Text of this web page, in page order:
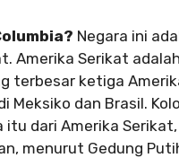
Negara ini
Amerika Serikat
terbesar ketiga
Meksiko dan Brasil.
itu dari Amerika
menurut Gedung